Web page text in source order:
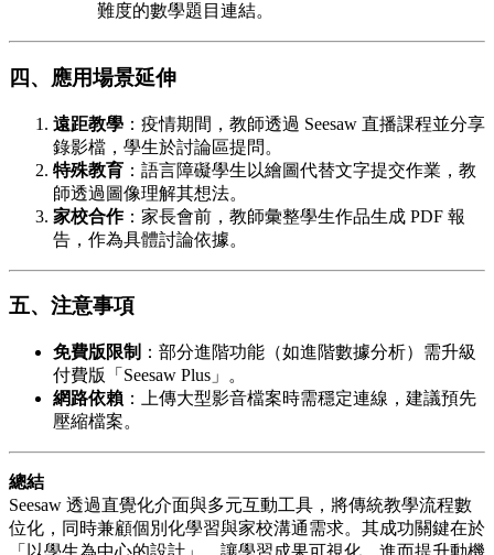
難度的數學題目連結。
四、應用場景延伸
遠距教學 ：疫情期間，教師透過 Seesaw 直播課程並分享
錄影檔，學生於討論區提問。
特殊教育 ：語言障礙學生以繪圖代替文字提交作業，教
師透過圖像理解其想法。
家校合作：家長會前，教師彙整學生作品生成 PDF 報
告，作為具體討論依據。
五、注意事項
免費版限制 ：部分進階功能（如進階數據分析）需升級
付費版「Seesaw Plus」。
網路依賴 ：上傳大型影音檔案時需穩定連線，建議預先
壓縮檔案。
總結
Seesaw 透過直覺化介面與多元互動工具，將傳統教學流程數
位化，同時兼顧個別化學習與家校溝通需求。其成功關鍵在於
「以學生為中心的設計」，讓學習成果可視化，進而提升動機